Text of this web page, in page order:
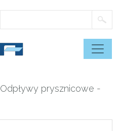
Odpływy prysznicowe -